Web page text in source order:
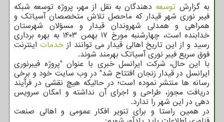
به گزارش توسعه دهندگان به نقل از مهر، پروژه توسعه شبکه
فیبر نوری شهر قیدار که ماحصل تلاش متخصصان آسیاتک و
همراهی و همدلی شهروندان قیدار و مسؤلان شهرستان
خدابنده است، چهارشنبه مورخ ۱۷ بهمن ۱۴۰۳ به بهره برداری
رسید و از این تاریخ اهالی قیدار می توانند از خدماتاینترنت
فوق سریع فیبر نوری آسیاتک بهرمند شوند.
با این حال، شرکت ایرانسل خبری با عنوان "پروژه فیبرنوری
ایرانسل در قیدار زنجان افتتاح شد" در وب سایت خود و برخی
رسانه ها منتشر نموده است؛ در حالیکه هیچ نقشی در فرآیند
دریافت مجوز، طراحی و اجرای آن نداشته و امکان سرویس
دهی در این شهر را ندارد.
در همین راستا و برای تنویر افکار عمومی و اهالی صنعت